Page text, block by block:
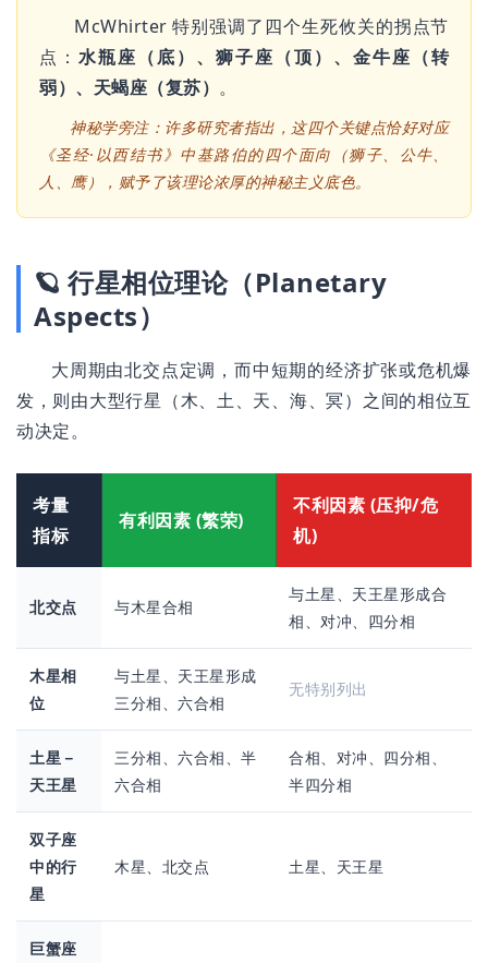
McWhirter 特别强调了四个生死攸关的拐点节
点： 水瓶座（底）、狮子座（顶）、金牛座（转
弱）、天蝎座（复苏） 。
神秘学旁注：许多研究者指出，这四个关键点恰好对应
《圣经·以西结书》中基路伯的四个面向（狮子、公牛、
人、鹰），赋予了该理论浓厚的神秘主义底色。
🪐 行星相位理论（Planetary
Aspects）
大周期由北交点定调，而中短期的经济扩张或危机爆
发，则由大型行星（木、土、天、海、冥）之间的相位互
动决定。
考量
指标
有利因素 (繁荣)
不利因素 (压抑/危
机)
北交点 与木星合相
与土星、天王星形成合
相、对冲、四分相
木星相
位
与土星、天王星形成
三分相、六合相
无特别列出
土星－
天王星
三分相、六合相、半
六合相
合相、对冲、四分相、
半四分相
双子座
中的行
星
木星、北交点 土星、天王星
巨蟹座